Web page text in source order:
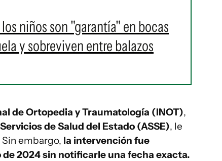
niños son "garantía" en bocas
y sobreviven entre balazos
de Ortopedia y Traumatología (INOT),
Servicios de Salud del Estado (ASSE), le
embargo, la intervención fue
2024 sin notificarle una fecha exacta.